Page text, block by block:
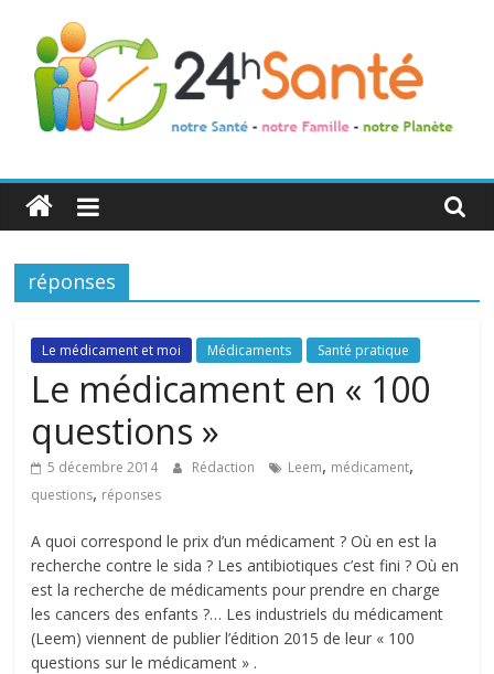
24h
Santé
La
de
toute
famille
réponses
Le médicament et moi Médicaments Santé pratique
Le médicament en « 100
questions »
5 décembre 2014 Rédaction Leem, médicament,
questions, réponses
A quoi correspond le prix d’un médicament ? Où en est la
recherche contre le sida ? Les antibiotiques c’est fini ? Où en
est la recherche de médicaments pour prendre en charge
les cancers des enfants ?… Les industriels du médicament
(Leem) viennent de publier l’édition 2015 de leur « 100
questions sur le médicament » .